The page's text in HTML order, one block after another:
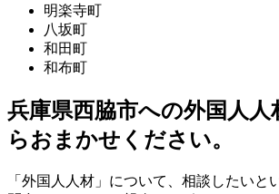
明楽寺町
八坂町
和田町
和布町
兵庫県西脇市への外国人人
らおまかせください。
「外国人人材」について、相談したいと